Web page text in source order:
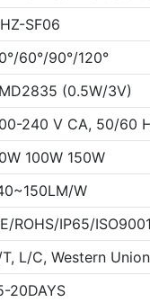
SF06
60°/90°/120°
(0.5W/3V)
240 V CA, 50/60
100W 150W
W
ROHS/IP65/
L/C, Western Union
20DAYS